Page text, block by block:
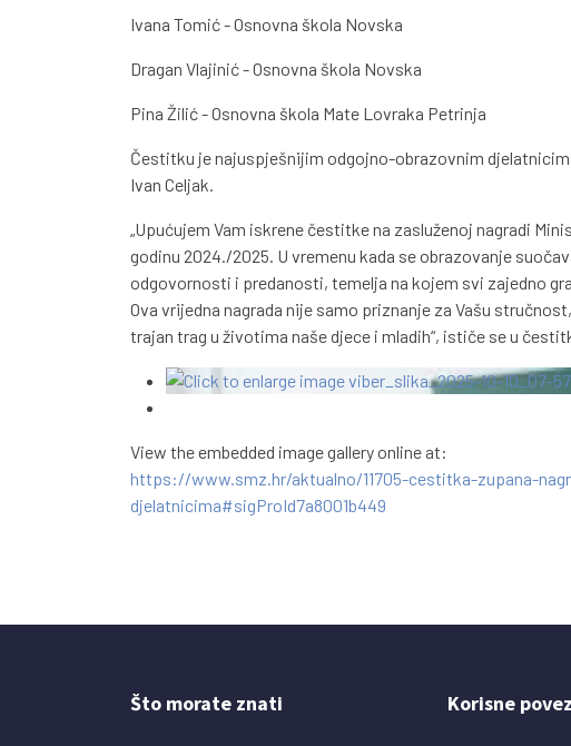
Ivana Tomić - Osnovna škola Novska
Dragan Vlajinić - Osnovna škola Novska
Pina Žilić - Osnovna škola Mate Lovraka Petrinja
Čestitku je najuspješnijim odgojno-obrazovnim
Ivan Celjak.
„Upućujem Vam iskrene čestitke na zasluženoj nagradi
godinu 2024./2025. U vremenu kada se obrazovanje
odgovornosti i predanosti, temelja na kojem svi zajedno
Ova vrijedna nagrada nije samo priznanje za Vašu
trajan trag u životima naše djece i mladih“, ističe se u
View the embedded image gallery online at:
https://www.smz.hr/aktualno/11705-cestitka-zupana-
djelatnicima#sigProId7a8001b449
Što morate znati Korisne